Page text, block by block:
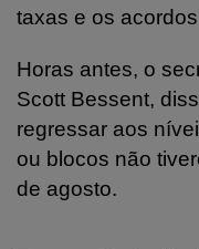
taxas e os
Horas antes, o
Scott Bessent,
regressar aos
ou blocos não
de agosto.